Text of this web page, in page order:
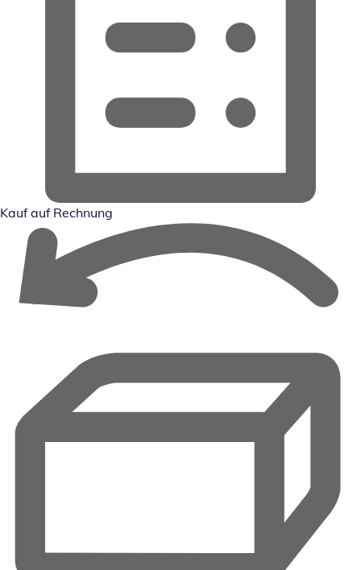
Kauf auf Rechnung